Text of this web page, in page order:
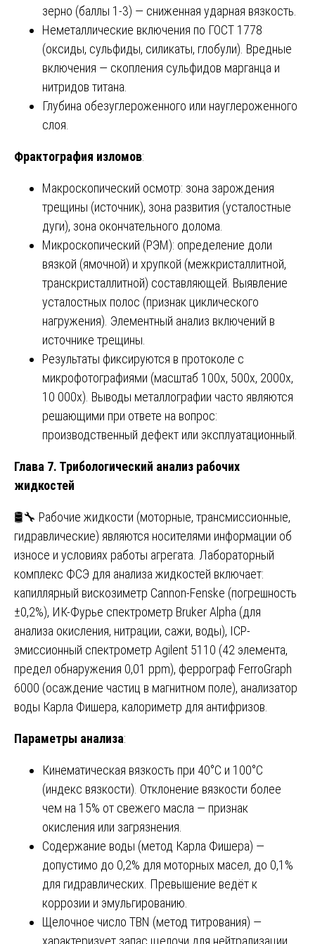
зерно (баллы 1-3) — сниженная ударная вязкость.
Неметаллические включения по ГОСТ 1778
(оксиды, сульфиды, силикаты, глобули). Вредные
включения — скопления сульфидов марганца и
нитридов титана.
Глубина обезуглероженного или науглероженного
слоя.
Фрактография изломов:
Макроскопический осмотр: зона зарождения
трещины (источник), зона развития (усталостные
дуги), зона окончательного долома.
Микроскопический (РЭМ): определение доли
вязкой (ямочной) и хрупкой (межкристаллитной,
транскристаллитной) составляющей. Выявление
усталостных полос (признак циклического
нагружения). Элементный анализ включений в
источнике трещины.
Результаты фиксируются в протоколе с
микрофотографиями (масштаб 100x, 500x, 2000x,
10 000x). Выводы металлографии часто являются
решающими при ответе на вопрос:
производственный дефект или эксплуатационный.
Глава 7. Трибологический анализ рабочих
жидкостей
🛢️🔧 Рабочие жидкости (моторные, трансмиссионные,
гидравлические) являются носителями информации об
износе и условиях работы агрегата. Лабораторный
комплекс ФСЭ для анализа жидкостей включает:
капиллярный вискозиметр Cannon-Fenske (погрешность
±0,2%), ИК-Фурье спектрометр Bruker Alpha (для
анализа окисления, нитрации, сажи, воды), ICP-
эмиссионный спектрометр Agilent 5110 (42 элемента,
предел обнаружения 0,01 ppm), феррограф FerroGraph
6000 (осаждение частиц в магнитном поле), анализатор
воды Карла Фишера, калориметр для антифризов.
Параметры анализа:
Кинематическая вязкость при 40°C и 100°C
(индекс вязкости). Отклонение вязкости более
чем на 15% от свежего масла — признак
окисления или загрязнения.
Содержание воды (метод Карла Фишера) —
допустимо до 0,2% для моторных масел, до 0,1%
для гидравлических. Превышение ведёт к
коррозии и эмульгированию.
Щелочное число TBN (метод титрования) —
характеризует запас щелочи для нейтрализации